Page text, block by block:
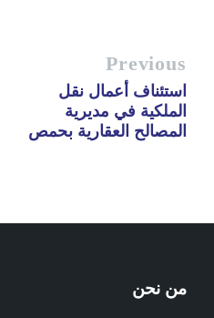
Previous
استئناف أعمال نقل
الملكية في مديرية
المصالح العقارية بحمص
من نحن